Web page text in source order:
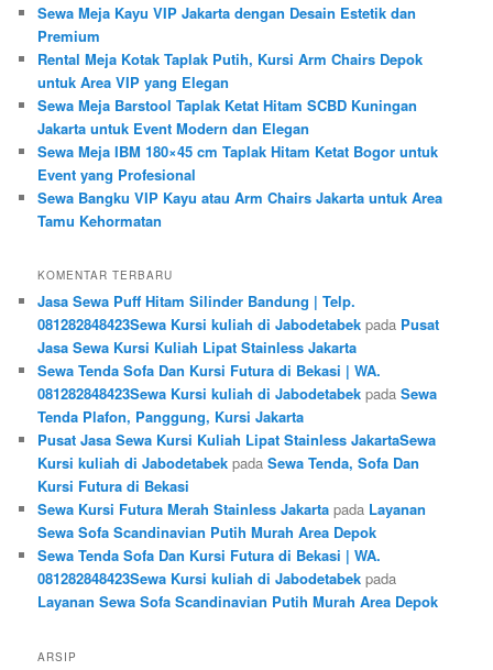
Sewa Meja Kayu VIP Jakarta dengan Desain Estetik dan
Premium
Rental Meja Kotak Taplak Putih, Kursi Arm Chairs Depok
untuk Area VIP yang Elegan
Sewa Meja Barstool Taplak Ketat Hitam SCBD Kuningan
Jakarta untuk Event Modern dan Elegan
Sewa Meja IBM 180×45 cm Taplak Hitam Ketat Bogor untuk
Event yang Profesional
Sewa Bangku VIP Kayu atau Arm Chairs Jakarta untuk Area
Tamu Kehormatan
KOMENTAR TERBARU
Jasa Sewa Puff Hitam Silinder Bandung | Telp.
081282848423Sewa Kursi kuliah di Jabodetabek pada Pusat
Jasa Sewa Kursi Kuliah Lipat Stainless Jakarta
Sewa Tenda Sofa Dan Kursi Futura di Bekasi | WA.
081282848423Sewa Kursi kuliah di Jabodetabek padaSewa
Tenda Plafon, Panggung, Kursi Jakarta
Pusat Jasa Sewa Kursi Kuliah Lipat Stainless JakartaSewa
Kursi kuliah di Jabodetabek padaSewa Tenda, Sofa Dan
Kursi Futura di Bekasi
Sewa Kursi Futura Merah Stainless Jakarta pada Layanan
Sewa Sofa Scandinavian Putih Murah Area Depok
Sewa Tenda Sofa Dan Kursi Futura di Bekasi | WA.
081282848423Sewa Kursi kuliah di Jabodetabek pada
Layanan Sewa Sofa Scandinavian Putih Murah Area Depok
ARSIP